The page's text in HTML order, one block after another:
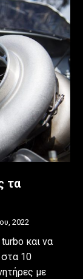
τα
2022
και να
στα 10
με